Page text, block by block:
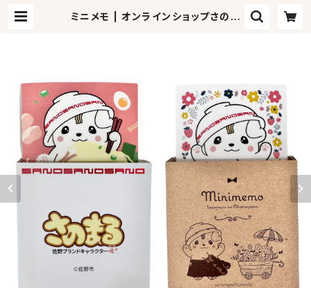
ミニメモ | オンラインショップさのま